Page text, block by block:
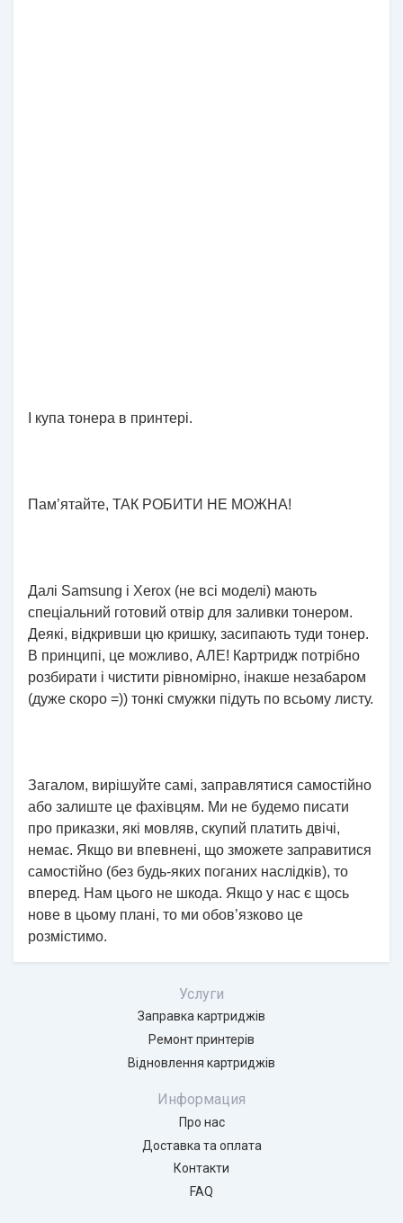
І купа тонера в принтері.
Пам’ятайте, ТАК РОБИТИ НЕ МОЖНА!
Далі Samsung і Xerox (не всі моделі) мають
спеціальний готовий отвір для заливки тонером.
Деякі, відкривши цю кришку, засипають туди тонер.
В принципі, це можливо, АЛЕ! Картридж потрібно
розбирати і чистити рівномірно, інакше незабаром
(дуже скоро =)) тонкі смужки підуть по всьому листу.
Загалом, вирішуйте самі, заправлятися самостійно
або залиште це фахівцям. Ми не будемо писати
про приказки, які мовляв, скупий платить двічі,
немає. Якщо ви впевнені, що зможете заправитися
самостійно (без будь-яких поганих наслідків), то
вперед. Нам цього не шкода. Якщо у нас є щось
нове в цьому плані, то ми обов’язково це
розмістимо.
Услуги
Заправка картриджів
Ремонт принтерів
Відновлення картриджів
Информация
Про нас
Доставка та оплата
Контакти
FAQ